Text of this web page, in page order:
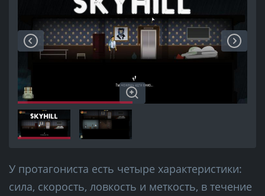
У протагониста есть четыре характеристики:
сила, скорость, ловкость и меткость, в течение